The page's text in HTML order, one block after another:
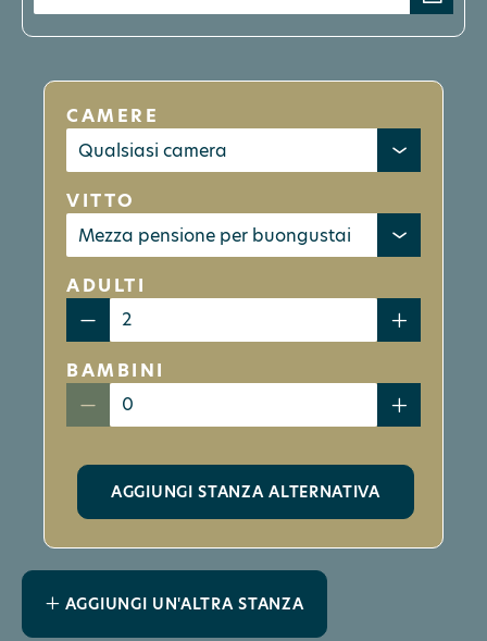
CAMERE
VITTO
ADULTI
BAMBINI
AGGIUNGI STANZA ALTERNATIVA
AGGIUNGI UN'ALTRA STANZA